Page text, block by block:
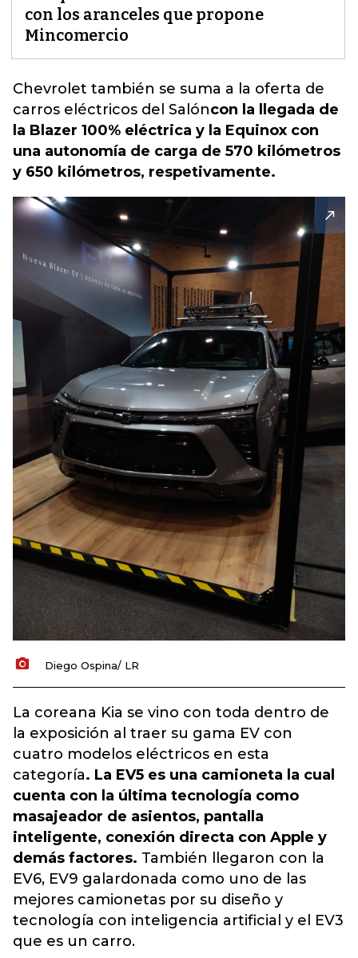
con los aranceles que propone
Mincomercio
Chevrolet también se suma a la oferta de
carros eléctricos del Salóncon la llegada de
la Blazer 100% eléctrica y la Equinox con
una autonomía de carga de 570 kilómetros
y 650 kilómetros, respetivamente.
Diego Ospina/ LR
La coreana Kia se vino con toda dentro de
la exposición al traer su gama EV con
cuatro modelos eléctricos en esta
categoría. La EV5 es una camioneta la cual
cuenta con la última tecnología como
masajeador de asientos, pantalla
inteligente, conexión directa con Apple y
demás factores. También llegaron con la
EV6, EV9 galardonada como uno de las
mejores camionetas por su diseño y
tecnología con inteligencia artificial y el EV3
que es un carro.